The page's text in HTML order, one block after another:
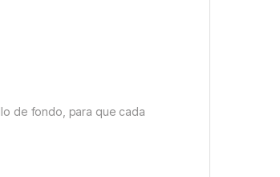
de fondo, para que cada